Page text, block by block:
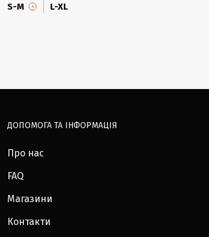
S-M L-XL
ДОПОМОГА ТА ІНФОРМАЦІЯ
Про нас
FAQ
Магазини
Контакти